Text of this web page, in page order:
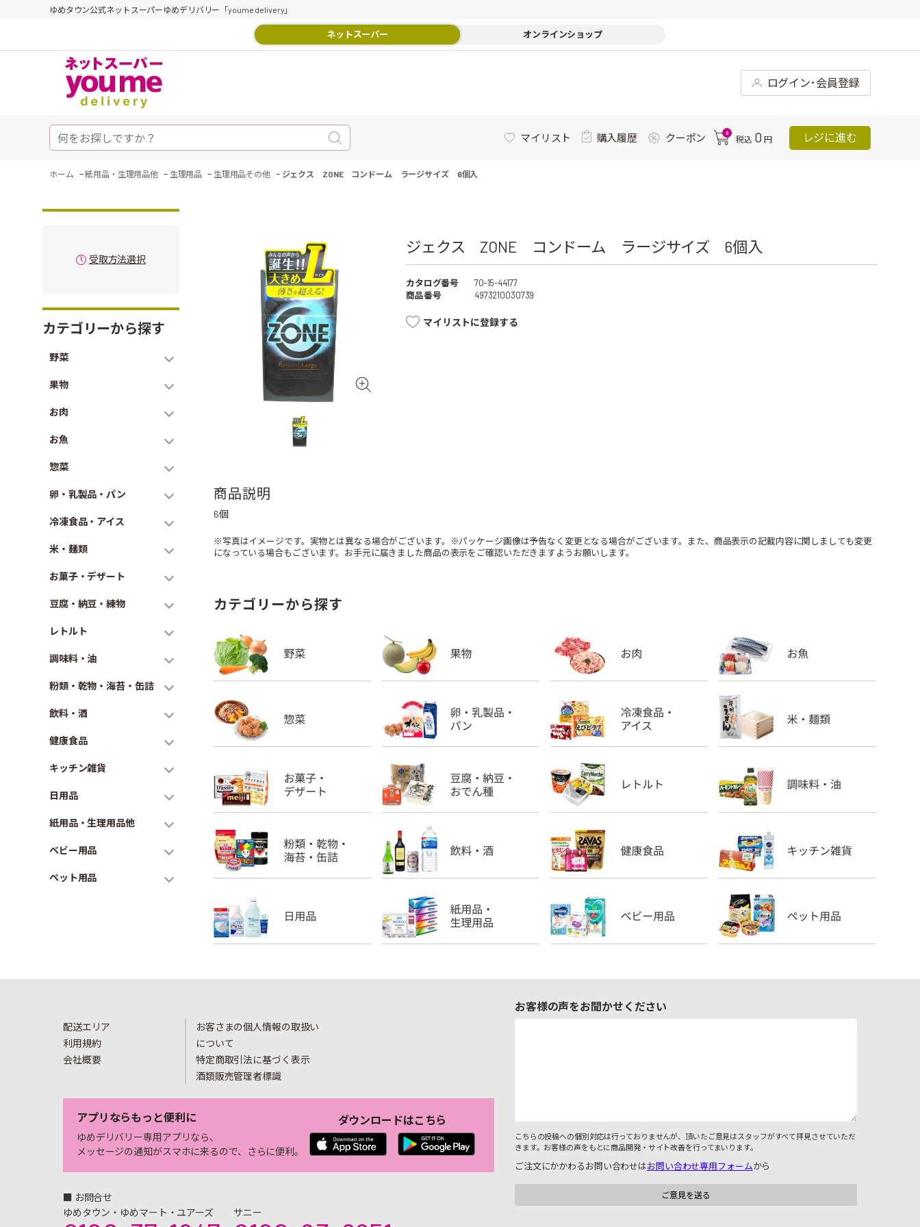
ゆめタウン公式ネットスーパーゆめデリバリー「youme delivery」
ネットスーパー オンラインショップ
ログイン･会員登録
マイリスト 購入履歴 クーポン 0
税込 0 円 レジに進む
ホーム -紙用品・生理用品他 - 生理用品 - 生理用品その他 - ジェクス ZONE コンドーム ラージサイズ 6個入
受取方法選択
カテゴリーから探す
野菜
果物
お肉
お魚
惣菜
卵・乳製品・パン
冷凍食品・アイス
米・麺類
お菓子・デザート
豆腐・納豆・練物
レトルト
調味料・油
粉類・乾物・海苔・缶詰
飲料・酒
健康食品
キッチン雑貨
日用品
紙用品・生理用品他
ベビー用品
ペット用品
ジェクス ZONE コンドーム ラージサイズ 6個入
カタログ番号
70-15-44177
商品番号
4973210030739
マイリストに登録する
商品説明
6個
※写真はイメージです。実物とは異なる場合がございます。※パッケージ画像は予告なく変更となる場合がございます。また、商品表示の記載内容に関しましても変更
になっている場合もございます。お手元に届きました商品の表示をご確認いただきますようお願いします。
カテゴリーから探す
配送エリア
利用規約
会社概要
お客さまの個人情報の取扱い
について
特定商取引法に基づく表示
酒類販売管理者標識
アプリならもっと便利に
ゆめデリバリー専用アプリなら、
メッセージの通知がスマホに来るので、さらに便利。
ダウンロードはこちら
■ お問合せ
ゆめタウン・ゆめマート・ユアーズ
サニー
お客様の声をお聞かせください
こちらの投稿への個別対応は行っておりませんが、頂いたご意見はスタッフがすべて拝見させていただ
きます。お客様の声をもとに商品開発・サイト改善を行ってまいります。
ご注文にかかわるお問い合わせはお問い合わせ専用フォームから